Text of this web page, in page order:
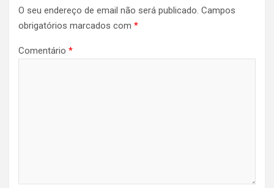
O seu endereço de email não será publicado. Campos
obrigatórios marcados com *
Comentário *